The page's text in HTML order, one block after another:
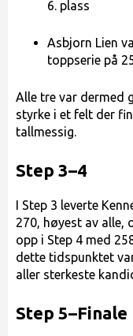
6. plass
Asbjorn Lien
toppserie på
Alle tre var dermed
styrke i et felt der
tallmessig.
Step 3–4
I Step 3 leverte
270, høyest av alle,
opp i Step 4 med
dette tidspunktet
aller sterkeste
Step 5–Finale